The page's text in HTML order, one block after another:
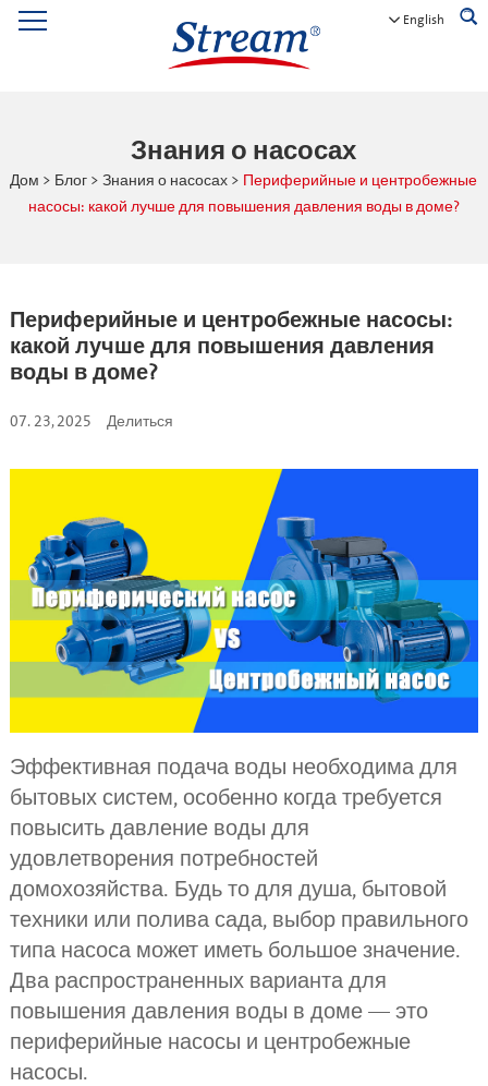
English
Знания о насосах
Дом > Блог > Знания о насосах > Периферийные и центробежные
насосы: какой лучше для повышения давления воды в доме?
Периферийные и центробежные насосы:
какой лучше для повышения давления
воды в доме?
07. 23, 2025 Делиться
Эффективная подача воды необходима для
бытовых систем, особенно когда требуется
повысить давление воды для
удовлетворения потребностей
домохозяйства. Будь то для душа, бытовой
техники или полива сада, выбор правильного
типа насоса может иметь большое значение.
Два распространенных варианта для
повышения давления воды в доме — это
периферийные насосы и центробежные
насосы.